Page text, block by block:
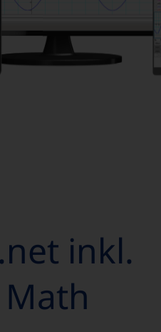
inkl.
Math